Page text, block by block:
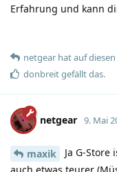
Erfahrung und kann
netgear hatauf
donbreitgefällt das.
netgear 9. Mai
maxik
Ja G-
auch etwas teurer